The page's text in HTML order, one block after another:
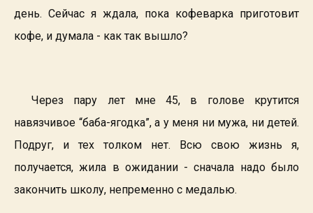
день. Сейчас я ждала, пока кофеварка приготовит
кофе, и думала - как так вышло?
Через пару лет мне 45, в голове крутится
навязчивое “баба-ягодка”, а у меня ни мужа, ни детей.
Подруг, и тех толком нет. Всю свою жизнь я,
получается, жила в ожидании - сначала надо было
закончить школу, непременно с медалью.